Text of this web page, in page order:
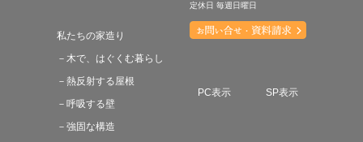
私たちの家造り
－木で、はぐくむ暮らし
－熱反射する屋根
－呼吸する壁
－強固な構造
定休日 毎週日曜日
PC表示 SP表示